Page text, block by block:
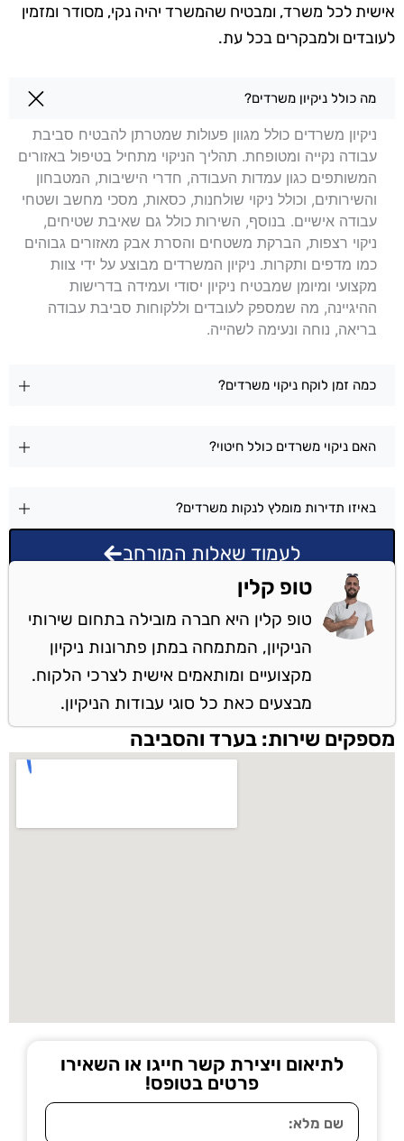
אישית לכל משרד, ומבטיח שהמשרד יהיה נקי, מסודר ומזמין
לעובדים ולמבקרים בכל עת.
שאלות בנושא ניקיון משרדים בערד
מה כולל ניקיון משרדים?
ניקיון משרדים כולל מגוון פעולות שמטרתן להבטיח סביבת
עבודה נקייה ומטופחת. תהליך הניקוי מתחיל בטיפול באזורים
המשותפים כגון עמדות העבודה, חדרי הישיבות, המטבחון
והשירותים, וכולל ניקוי שולחנות, כסאות, מסכי מחשב ושטחי
עבודה אישיים. בנוסף, השירות כולל גם שאיבת שטיחים,
ניקוי רצפות, הברקת משטחים והסרת אבק מאזורים גבוהים
כמו מדפים ותקרות. ניקיון המשרדים מבוצע על ידי צוות
מקצועי ומיומן שמבטיח ניקיון יסודי ועמידה בדרישות
ההיגיינה, מה שמספק לעובדים וללקוחות סביבת עבודה
בריאה, נוחה ונעימה לשהייה.
כמה זמן לוקח ניקוי משרדים?
האם ניקוי משרדים כולל חיטוי?
באיזו תדירות מומלץ לנקות משרדים?
לעמוד שאלות המורחב
טופ קלין
טופ קלין היא חברה מובילה בתחום שירותי
הניקיון, המתמחה במתן פתרונות ניקיון
מקצועיים ומותאמים אישית לצרכי הלקוח.
מבצעים כאת כל סוגי עבודות הניקיון.
מספקים שירות: בערד והסביבה
לתיאום ויצירת קשר חייגו או השאירו
פרטים בטופס!